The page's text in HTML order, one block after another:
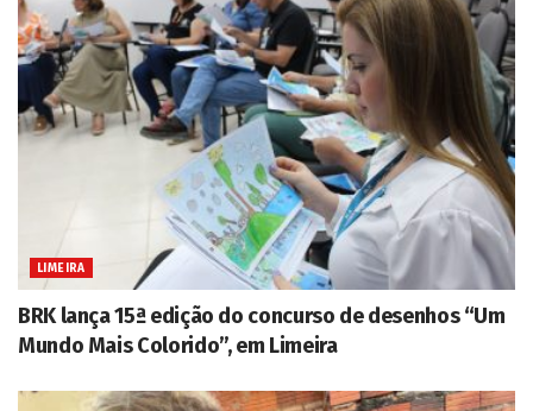
LIMEIRA
BRK lança 15ª edição do concurso de desenhos “Um
Mundo Mais Colorido”, em Limeira